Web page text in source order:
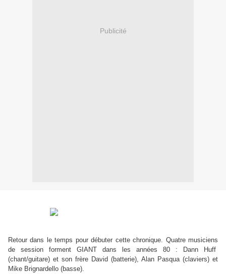
Publicité
Retour dans le temps pour débuter cette chronique. Quatre musiciens
de session forment GIANT dans les années 80 : Dann Huff
(chant/guitare) et son frère David (batterie), Alan Pasqua (claviers) et
Mike Brignardello (basse).